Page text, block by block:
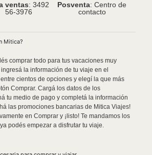
ventas: 3492
56-3976
Posventa: Centro de
contacto
Mitica?
comprar todo para tus vacaciones muy
la información de tu viaje en el
cientos de opciones y elegí la que más
Comprar. Cargá los datos de los
tu medio de pago y completá la información
las promociones bancarias de Mitica Viajes!
en Comprar y ¡listo! Te mandamos los
podés empezar a disfrutar tu viaje.